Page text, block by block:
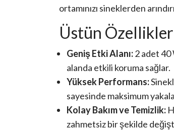
ortamınızı sineklerden
Üstün
Geniş Etki Alanı:2 adet
alanda etkili koruma sağlar.
Yüksek Performans:
sayesinde maksimum
Kolay Bakım ve Temizlik:
zahmetsiz bir şekilde